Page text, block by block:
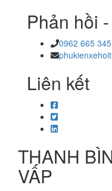
Phản hồi
0962 665 345
Liên kết
THANH
VẤP